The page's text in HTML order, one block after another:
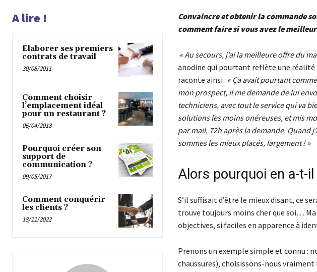
A lire !
Elaborer ses premiers
contrats de travail
30/08/2011
Comment choisir
l’emplacement idéal
pour un restaurant ?
06/04/2018
Pourquoi créer son
support de
communication ?
09/05/2017
Comment conquérir
les clients ?
18/11/2022
Convaincre et obtenir la commande
comment faire si vous avez le
« Au secours, j’ai la meilleure offre du
anodine qui pourtant reflète une
raconte ainsi : « Ça avait pourtant
mon prospect, il me demande de lui
techniciens, avec tout le service qui va
solutions les moins onéreuses, et mis
par mail, 72h après la demande. Quand
sommes les mieux placés, largement ! »
Alors pourquoi en a-t-
S’il suffisait d’être le mieux disant, ce
trouve toujours moins cher que soi…
objectives, si faciles en apparence à
Prenons un exemple simple et connu :
chaussures), choisissons-nous